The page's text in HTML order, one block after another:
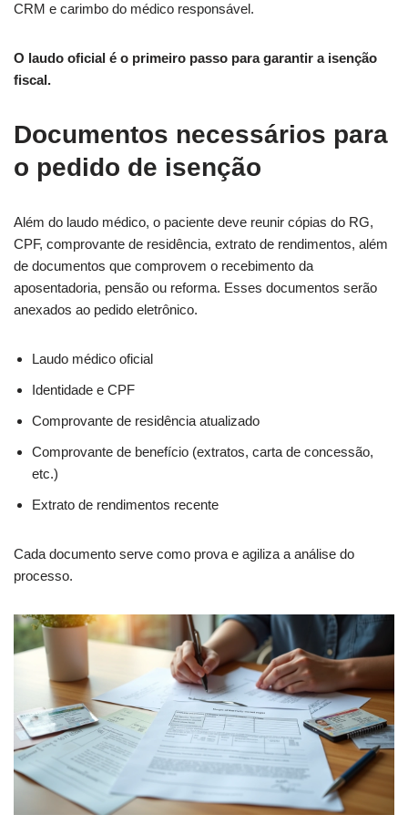
CRM e carimbo do médico responsável.
O laudo oficial é o primeiro passo para garantir a isenção
fiscal.
Documentos necessários para
o pedido de isenção
Além do laudo médico, o paciente deve reunir cópias do RG,
CPF, comprovante de residência, extrato de rendimentos, além
de documentos que comprovem o recebimento da
aposentadoria, pensão ou reforma. Esses documentos serão
anexados ao pedido eletrônico.
Laudo médico oficial
Identidade e CPF
Comprovante de residência atualizado
Comprovante de benefício (extratos, carta de concessão,
etc.)
Extrato de rendimentos recente
Cada documento serve como prova e agiliza a análise do
processo.